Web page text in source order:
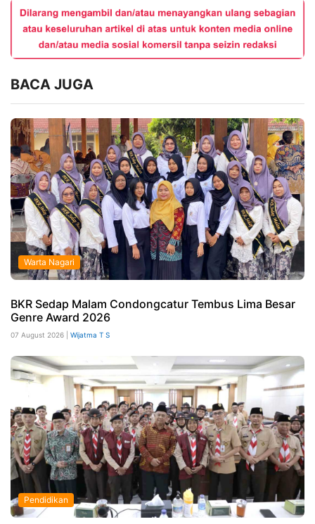
BACA JUGA
Warta Nagari
BKR Sedap Malam Condongcatur Tembus Lima Besar
Genre Award 2026
07 August 2026 | Wijatma T S
Pendidikan